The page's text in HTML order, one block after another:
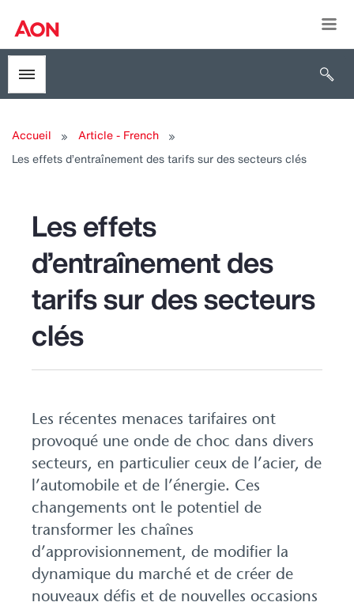
Toggle menubar
Accueil
Article - French
Les effets d’entraînement des tarifs sur des secteurs clés
Les effets
d’entraînement des
tarifs sur des secteurs
clés
Les récentes menaces tarifaires ont
provoqué une onde de choc dans divers
secteurs, en particulier ceux de l’acier, de
l’automobile et de l’énergie. Ces
changements ont le potentiel de
transformer les chaînes
d’approvisionnement, de modifier la
dynamique du marché et de créer de
nouveaux défis et de nouvelles occasions